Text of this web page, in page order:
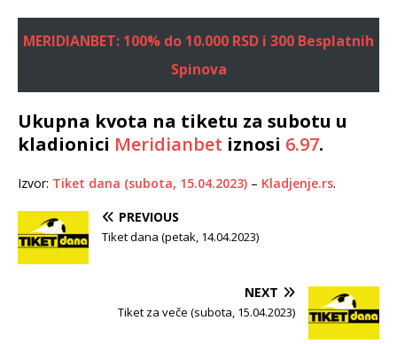
MERIDIANBET: 100% do 10.000 RSD i 300 Besplatnih
Spinova
Ukupna kvota na tiketu za subotu u
kladionici Meridianbet iznosi 6.97.
Izvor: Tiket dana (subota, 15.04.2023) – Kladjenje.rs.
PREVIOUS
Tiket dana (petak, 14.04.2023)
NEXT
Tiket za veče (subota, 15.04.2023)